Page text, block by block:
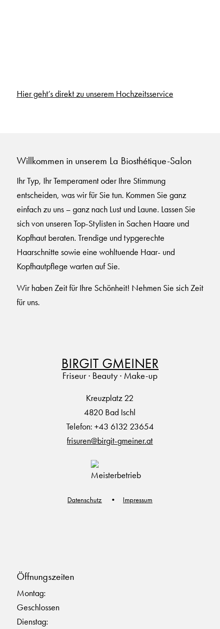
Hier geht’s direkt zu unserem Hochzeitsservice
Willkommen in unserem La Biosthétique-Salon
Ihr Typ, Ihr Temperament oder Ihre Stimmung
entscheiden, was wir für Sie tun. Kommen Sie ganz
einfach zu uns – ganz nach Lust und Laune. Lassen Sie
sich von unseren Top-Stylisten in Sachen Haare und
Kopfhaut beraten. Trendige und typgerechte
Haarschnitte sowie eine wohltuende Haar- und
Kopfhautpflege warten auf Sie.
Wir haben Zeit für Ihre Schönheit! Nehmen Sie sich Zeit
für uns.
BIRGIT GMEINER
Friseur · Beauty · Make-up
Kreuzplatz 22
4820 Bad Ischl
Telefon: +43 6132 23654
frisuren@birgit-gmeiner.at
Datenschutz Impressum
Öffnungszeiten
Montag:
Geschlossen
Dienstag: